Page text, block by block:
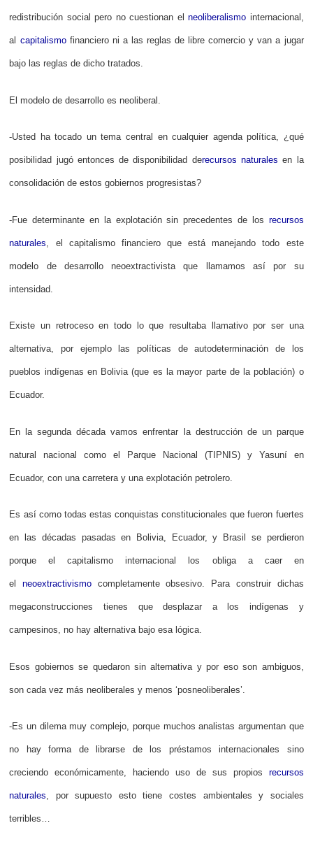
redistribución social pero no cuestionan elneoliberalismo internacional,
al capitalismofinanciero ni a las reglas de libre comercio y van a jugar
bajo las reglas de dicho tratados.
El modelo de desarrollo es neoliberal.
-Usted ha tocado un tema central en cualquier agenda política, ¿qué
posibilidad jugó entonces de disponibilidad derecursos naturales en la
consolidación de estos gobiernos progresistas?
-Fue determinante en la explotación sin precedentes de los recursos
naturales , el capitalismo financiero que está manejando todo este
modelo de desarrollo neoextractivista que llamamos así por su
intensidad.
Existe un retroceso en todo lo que resultaba llamativo por ser una
alternativa, por ejemplo las políticas de autodeterminación de los
pueblos indígenas en Bolivia (que es la mayor parte de la población) o
Ecuador.
En la segunda década vamos enfrentar la destrucción de un parque
natural nacional como el Parque Nacional (TIPNIS) y Yasuní en
Ecuador, con una carretera y una explotación petrolero.
Es así como todas estas conquistas constitucionales que fueron fuertes
en las décadas pasadas en Bolivia, Ecuador, y Brasil se perdieron
porque el capitalismo internacional los obliga a caer en
elneoextractivismo completamente obsesivo. Para construir dichas
megaconstrucciones tienes que desplazar a los indígenas y
campesinos, no hay alternativa bajo esa lógica.
Esos gobiernos se quedaron sin alternativa y por eso son ambiguos,
son cada vez más neoliberales y menos ‘posneoliberales’.
-Es un dilema muy complejo, porque muchos analistas argumentan que
no hay forma de librarse de los préstamos internacionales sino
creciendo económicamente, haciendo uso de sus propios recursos
naturales, por supuesto esto tiene costes ambientales y sociales
terribles…